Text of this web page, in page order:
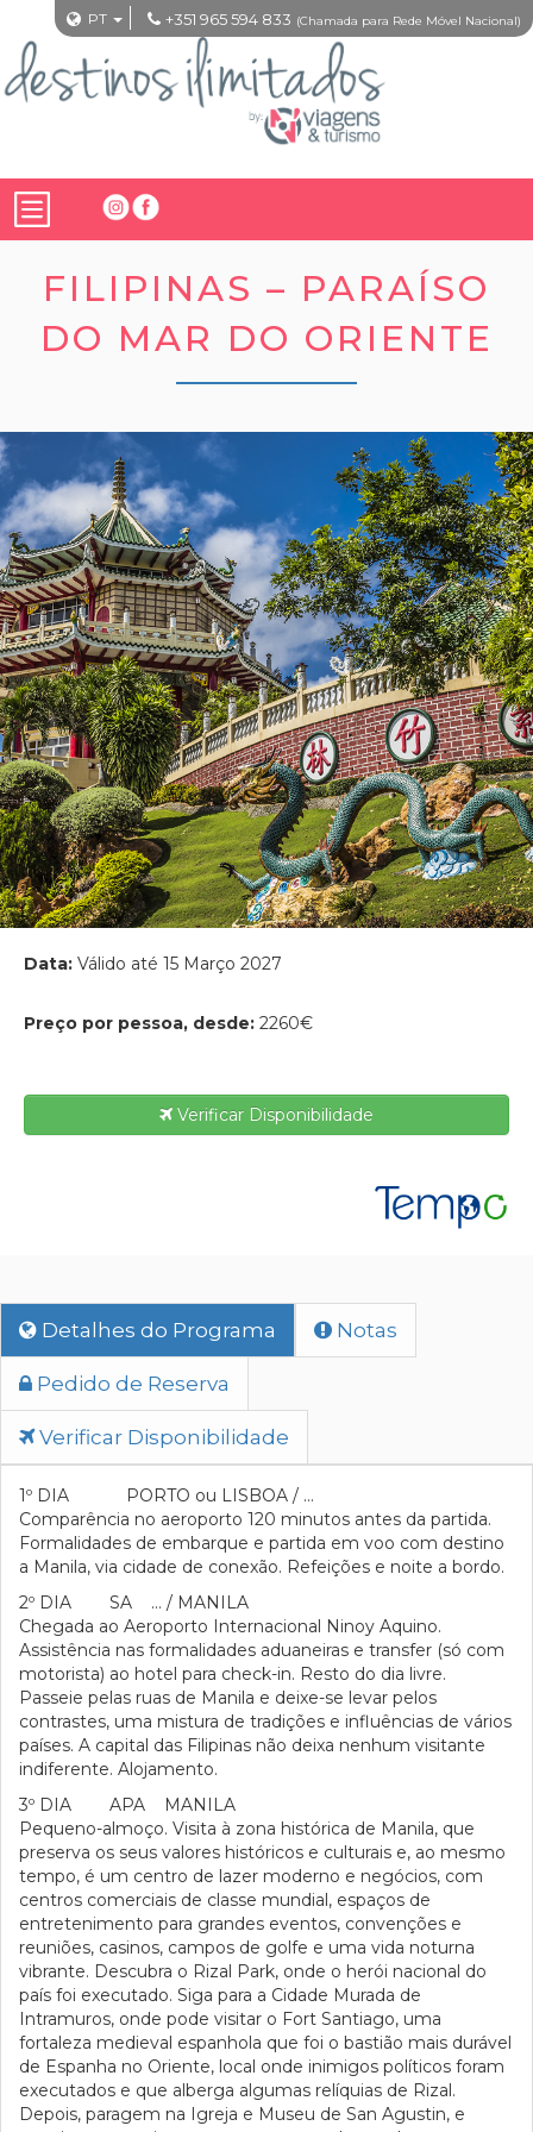
PT +351 965 594 833 (Chamada para Rede Móvel Nacional)
FILIPINAS – PARAÍSO
DO MAR DO ORIENTE
Data: Válido até 15 Março 2027
Preço por pessoa, desde: 2260€
Verificar Disponibilidade
Detalhes do Programa Notas
Pedido de Reserva
Verificar Disponibilidade
1º DIA PORTO ou LISBOA / …
Comparência no aeroporto 120 minutos antes da partida.
Formalidades de embarque e partida em voo com destino
a Manila, via cidade de conexão. Refeições e noite a bordo.
2º DIA SA … / MANILA
Chegada ao Aeroporto Internacional Ninoy Aquino.
Assistência nas formalidades aduaneiras e transfer (só com
motorista) ao hotel para check-in. Resto do dia livre.
Passeie pelas ruas de Manila e deixe-se levar pelos
contrastes, uma mistura de tradições e influências de vários
países. A capital das Filipinas não deixa nenhum visitante
indiferente. Alojamento.
3º DIA APA MANILA
Pequeno-almoço. Visita à zona histórica de Manila, que
preserva os seus valores históricos e culturais e, ao mesmo
tempo, é um centro de lazer moderno e negócios, com
centros comerciais de classe mundial, espaços de
entretenimento para grandes eventos, convenções e
reuniões, casinos, campos de golfe e uma vida noturna
vibrante. Descubra o Rizal Park, onde o herói nacional do
país foi executado. Siga para a Cidade Murada de
Intramuros, onde pode visitar o Fort Santiago, uma
fortaleza medieval espanhola que foi o bastião mais durável
de Espanha no Oriente, local onde inimigos políticos foram
executados e que alberga algumas relíquias de Rizal.
Depois, paragem na Igreja e Museu de San Agustin, e